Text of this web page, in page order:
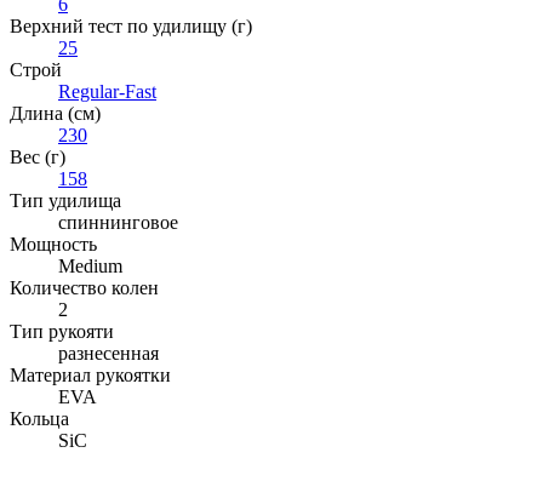
Верхний тест по удилищу (г)
25
Строй
Regular-Fast
Длина (см)
230
Вес (г)
158
Тип удилища
спиннинговое
Мощность
Medium
Количество колен
2
Тип рукояти
разнесенная
Материал рукоятки
EVA
Кольца
SiC